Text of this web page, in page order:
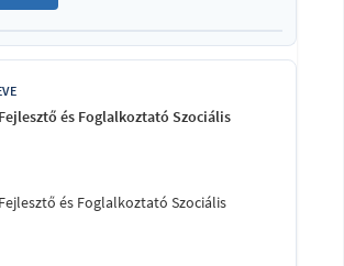
és Foglalkoztató Szociális
és Foglalkoztató Szociális